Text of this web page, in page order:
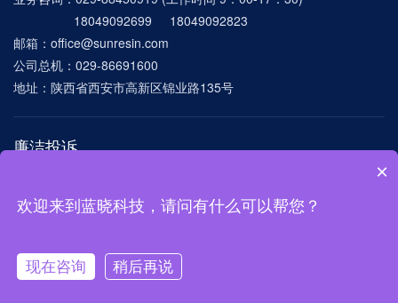
18049092699 18049092823
邮箱：office@sunresin.com
公司总机：029-86691600
地址：陕西省西安市高新区锦业路135号
廉洁投诉
邮箱： lxlianjie@sunresin.com mygang@sunresin.com
陕公网安备 61019002001017号
×
欢迎来到蓝晓科技，请问有什么可以帮您？
现在咨询
稍后再说
在线咨询
电话联系